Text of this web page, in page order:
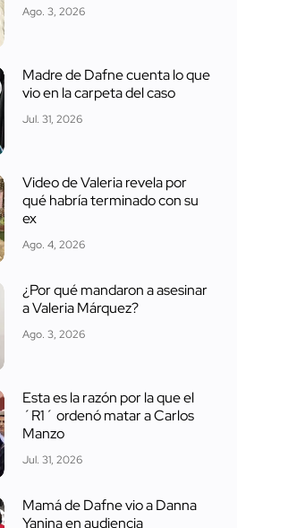
Ago. 3, 2026
Madre de Dafne cuenta lo que
vio en la carpeta del caso
Jul. 31, 2026
Video de Valeria revela por
qué habría terminado con su
ex
Ago. 4, 2026
¿Por qué mandaron a asesinar
a Valeria Márquez?
Ago. 3, 2026
Esta es la razón por la que el
´R1´ ordenó matar a Carlos
Manzo
Jul. 31, 2026
Mamá de Dafne vio a Danna
Yanina en audiencia